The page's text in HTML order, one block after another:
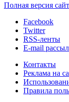
Полная версия
Facebook
Twitter
RSS-ленты
E-mail
Контакты
Реклама на
Правила